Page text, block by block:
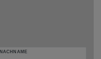
NACHNAME